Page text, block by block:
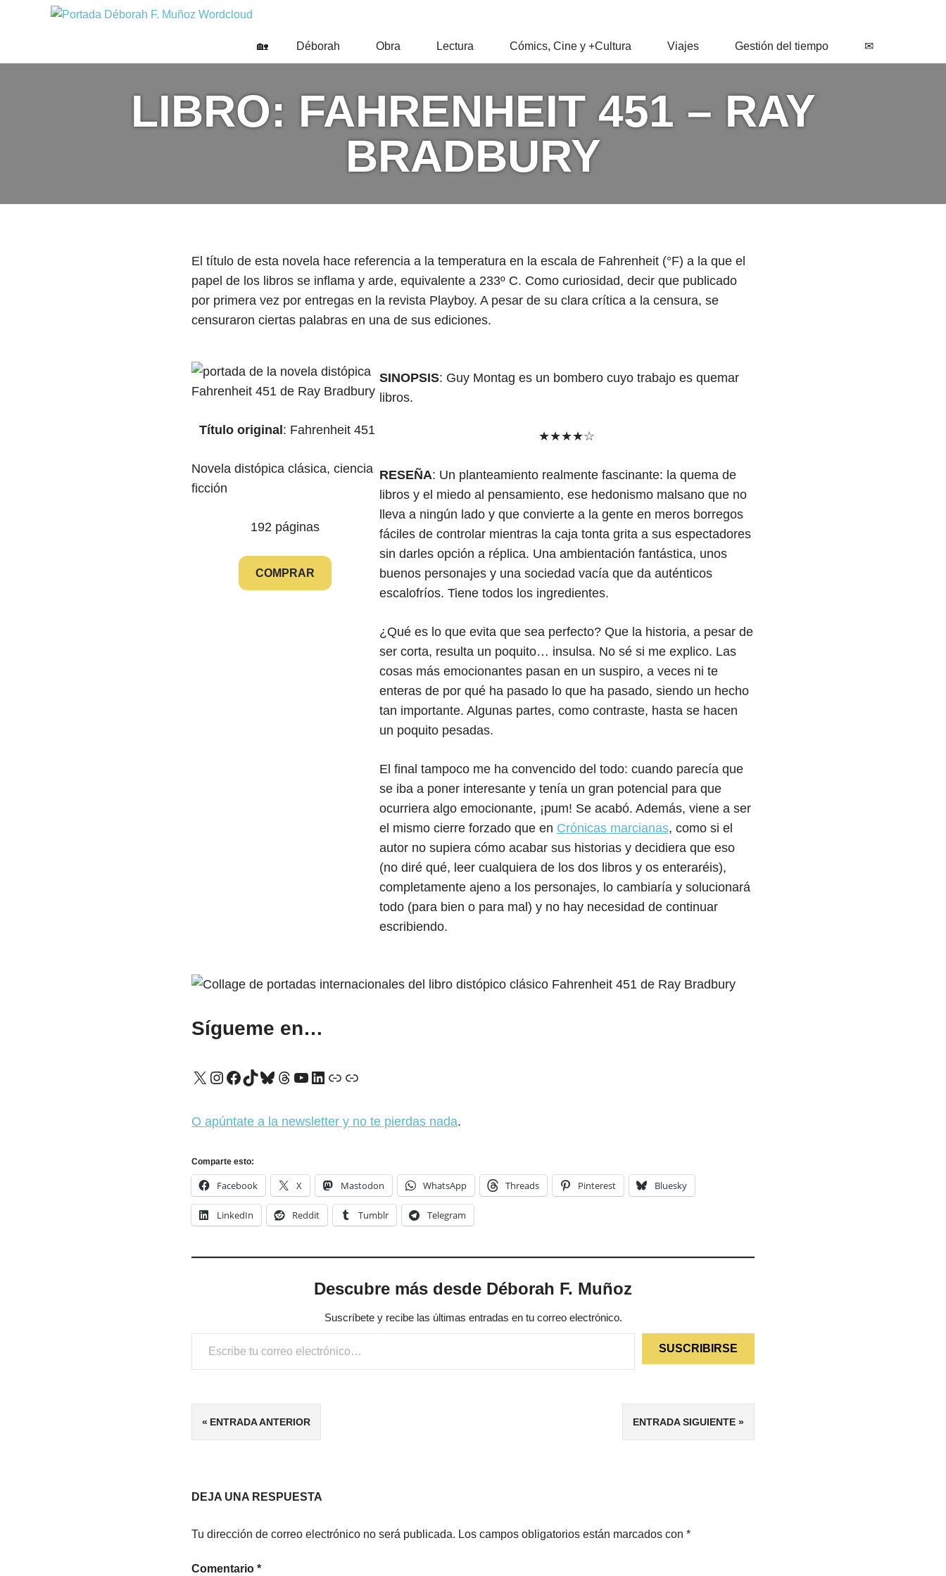
F.
🏡 Déborah Obra Lectura Cómics, Cine y +Cultura Viajes Gestión del tiempo ✉
LIBRO: FAHRENHEIT 451 – RAY
BRADBURY
El título de esta novela hace referencia a la temperatura en la escala de Fahrenheit (°F) a la que el
papel de los libros se inflama y arde, equivalente a 233º C. Como curiosidad, decir que publicado
por primera vez por entregas en la revista Playboy. A pesar de su clara crítica a la censura, se
censuraron ciertas palabras en una de sus ediciones.
Título original : Fahrenheit 451
Novela distópica clásica, ciencia
ficción
192 páginas
COMPRAR
SINOPSIS: Guy Montag es un bombero cuyo trabajo es quemar
libros.
★★★★☆
RESEÑA: Un planteamiento realmente fascinante: la quema de
libros y el miedo al pensamiento, ese hedonismo malsano que no
lleva a ningún lado y que convierte a la gente en meros borregos
fáciles de controlar mientras la caja tonta grita a sus espectadores
sin darles opción a réplica. Una ambientación fantástica, unos
buenos personajes y una sociedad vacía que da auténticos
escalofríos. Tiene todos los ingredientes.
¿Qué es lo que evita que sea perfecto? Que la historia, a pesar de
ser corta, resulta un poquito… insulsa. No sé si me explico. Las
cosas más emocionantes pasan en un suspiro, a veces ni te
enteras de por qué ha pasado lo que ha pasado, siendo un hecho
tan importante. Algunas partes, como contraste, hasta se hacen
un poquito pesadas.
El final tampoco me ha convencido del todo: cuando parecía que
se iba a poner interesante y tenía un gran potencial para que
ocurriera algo emocionante, ¡pum! Se acabó. Además, viene a ser
el mismo cierre forzado que en Crónicas marcianas, como si el
autor no supiera cómo acabar sus historias y decidiera que eso
(no diré qué, leer cualquiera de los dos libros y os enteraréis),
completamente ajeno a los personajes, lo cambiaría y solucionará
todo (para bien o para mal) y no hay necesidad de continuar
escribiendo.
Sígueme en…
X Instagram
Facebook
TikTok
Bluesky
Threads
YouTube
LinkedIn
Enlace
Enlace
O apúntate a la newsletter y no te pierdas nada.
Comparte esto:
Facebook X Mastodon WhatsApp Threads Pinterest Bluesky
LinkedIn Reddit Tumblr Telegram
Descubre más desde Déborah F. Muñoz
Suscríbete y recibe las últimas entradas en tu correo electrónico.
Escribe tu correo electrónico…
SUSCRIBIRSE
ETIQUETAS
4/5
Navegación
ENTRADA ANTERIOR ENTRADA SIGUIENTE
DEJA UNA RESPUESTA
Tu dirección de correo electrónico no será publicada. Los campos obligatorios están marcados con *
Comentario *